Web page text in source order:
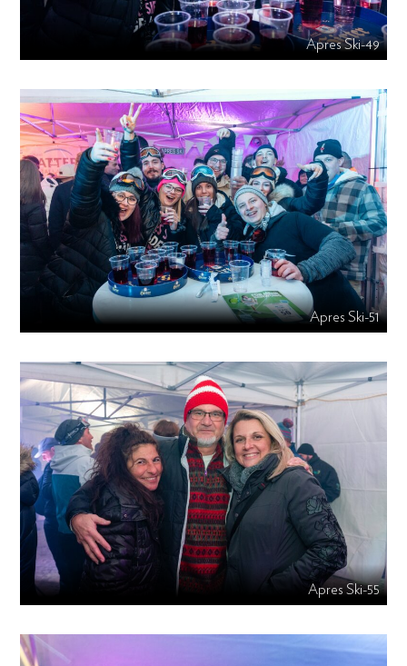
Apres Ski-49
Apres Ski-51
Apres Ski-55